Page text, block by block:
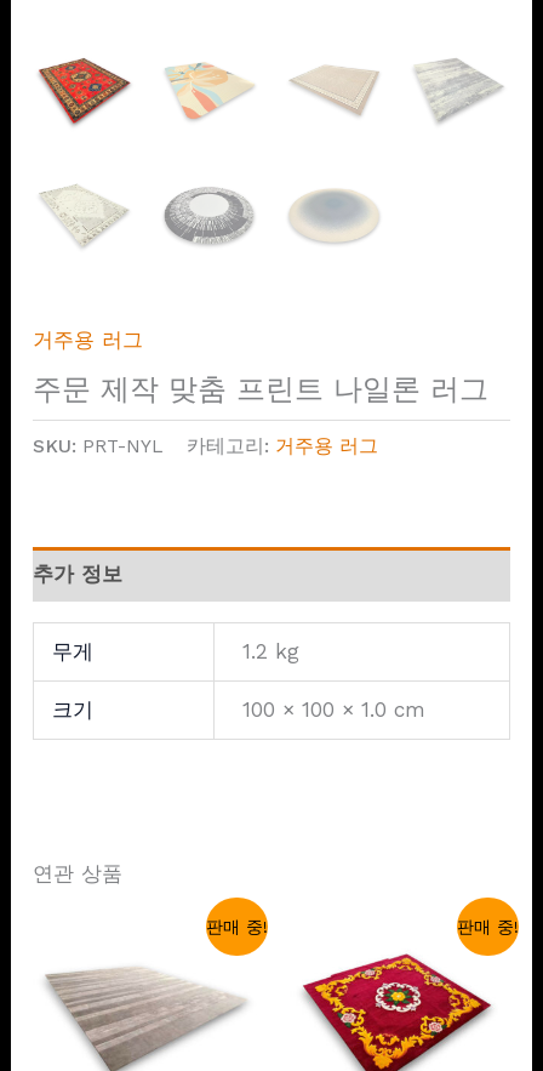
거주용 러그
주문 제작 맞춤 프린트 나일론 러그
SKU: PRT-NYL 카테고리: 거주용 러그
추가 정보
무게 1.2 kg
크기 100 × 100 × 1.0 cm
연관 상품
판매 중! 판매 중!